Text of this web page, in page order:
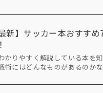
最新】サッカー本おすす
かりやすく解説している本を
術にはどんなものがあるの